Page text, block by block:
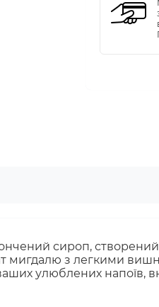
сироп, створений
мигдалю з легкими
улюблених напоїв,